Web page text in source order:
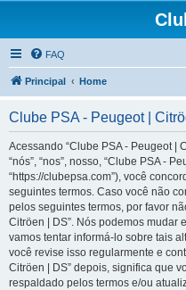
FAQ
Principal Home
Clube PSA - Peugeot |
Acessando “Clube PSA - Peugeot |
“nós”, “nos”, nosso, “Clube PSA -
“https://clubepsa.com”), você
seguintes termos. Caso você não
pelos seguintes termos, por favor
Citröen | DS”. Nós podemos mudar
vamos tentar informá-lo sobre tais
você revise isso regularmente e
Citröen | DS” depois, significa que
respaldado pelos termos e/ou